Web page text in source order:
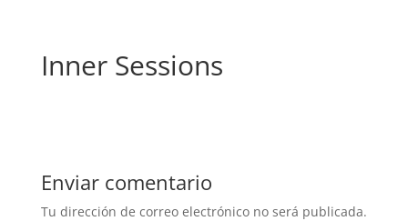
Inner Sessions
Enviar comentario
Tu dirección de correo electrónico no será publicada.